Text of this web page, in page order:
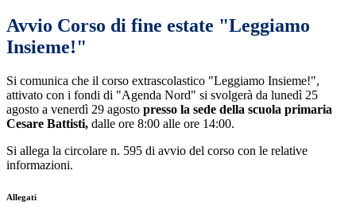
Avvio Corso di fine estate "Leggiamo
Insieme!"
Si comunica che il corso extrascolastico "Leggiamo Insieme!",
attivato con i fondi di "Agenda Nord" si svolgerà da lunedì 25
agosto a venerdì 29 agosto presso la sede della scuola primaria
Cesare Battisti, dalle ore 8:00 alle ore 14:00.
Si allega la circolare n. 595 di avvio del corso con le relative
informazioni.
Allegati